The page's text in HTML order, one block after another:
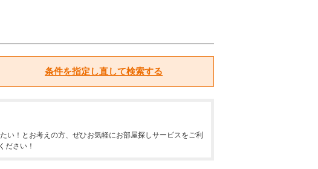
条件を指定し直して検索する
い！とお考えの方、ぜひお気軽にお部屋探しサービスをご利
ださい！